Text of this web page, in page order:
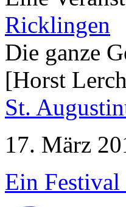
Ricklingen
Die ganze
[Horst
St.
17. März
Ein